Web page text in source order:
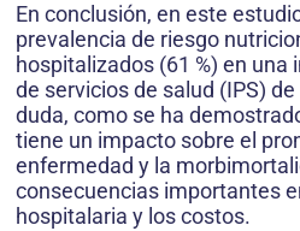
En conclusión, en este
prevalencia de riesgo
hospitalizados (61 %) en
de servicios de salud (IPS)
duda, como se ha
tiene un impacto sobre el
enfermedad y la
consecuencias importantes
hospitalaria y los costos.